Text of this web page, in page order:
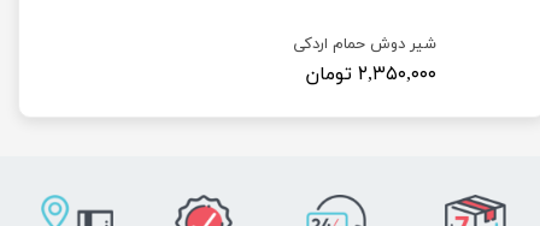
شیر دوش حمام اردکی
۲,۳۵۰,۰۰۰ تومان